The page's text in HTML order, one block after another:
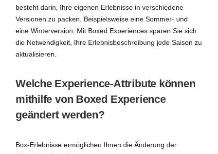
besteht darin, Ihre eigenen Erlebnisse in verschiedene
Versionen zu packen. Beispielsweise eine Sommer- und
eine Winterversion. Mit Boxed Experiences sparen Sie sich
die Notwendigkeit, Ihre Erlebnisbeschreibung jede Saison zu
aktualisieren.
Welche Experience-Attribute können
mithilfe von Boxed Experience
geändert werden?
Box-Erlebnisse ermöglichen Ihnen die Änderung der